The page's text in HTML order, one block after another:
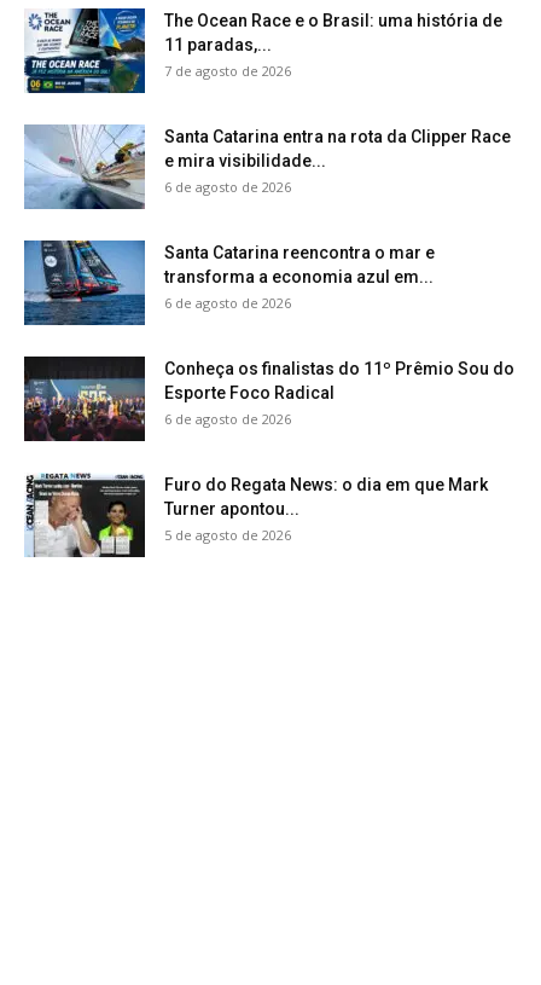
The Ocean Race e o Brasil: uma história de
11 paradas,...
7 de agosto de 2026
Santa Catarina entra na rota da Clipper Race
e mira visibilidade...
6 de agosto de 2026
Santa Catarina reencontra o mar e
transforma a economia azul em...
6 de agosto de 2026
Conheça os finalistas do 11º Prêmio Sou do
Esporte Foco Radical
6 de agosto de 2026
Furo do Regata News: o dia em que Mark
Turner apontou...
5 de agosto de 2026